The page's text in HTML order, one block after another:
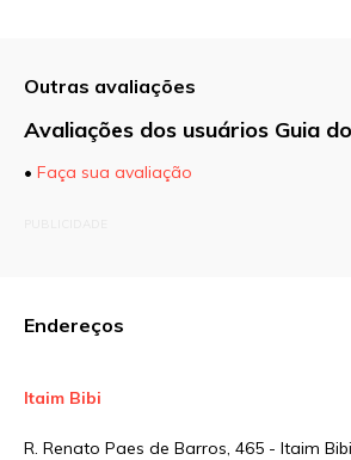
Outras avaliações
Avaliações dos usuários Guia
• Faça sua avaliação
Endereços
Itaim Bibi
R. Renato Paes de Barros, 465 - Itaim